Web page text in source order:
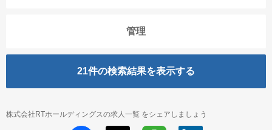
管理
21件の検索結果を表示する
株式会社RTホールディングスの求人一覧 をシェアしましょう